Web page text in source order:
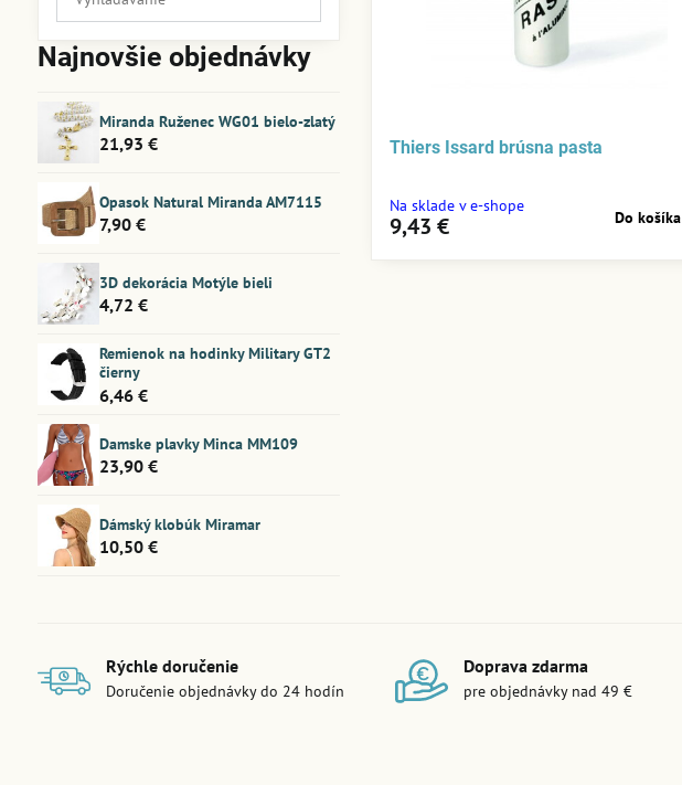
Thiers Issard brúsna pasta
Na sklade v e-shope
9,43 € Do košíka
výsledky
filtra
fulltextom
Najnovšie objednávky
Miranda Ruženec WG01 bielo-zlatý
21,93 €
Opasok Natural Miranda AM7115
7,90 €
3D dekorácia Motýle bieli
4,72 €
Remienok na hodinky Military GT2
čierny
6,46 €
Damske plavky Minca MM109
23,90 €
Dámský klobúk Miramar
10,50 €
Rýchle doručenie
Doručenie objednávky do 24 hodín
Doprava zdarma
pre objednávky nad 49 €